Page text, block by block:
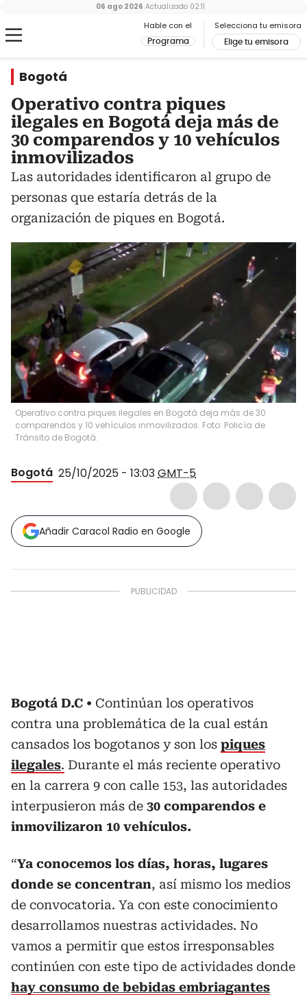
Hable con el
Programa
Selecciona tu emisora
Elige tu emisora
06 ago 2026 Actualizado 02:11
Bogotá
Operativo contra piques
ilegales en Bogotá deja más de
30 comparendos y 10 vehículos
inmovilizados
Las autoridades identificaron al grupo de
personas que estaría detrás de la
organización de piques en Bogotá.
Operativo contra piques ilegales en Bogotá deja más de 30
comparendos y 10 vehículos inmovilizados. Foto: Policía de
Tránsito de Bogotá.
Bogotá 25/10/2025 - 13:03GMT-5
Añadir Caracol Radio en Google
Bogotá D.C
Continúan los operativos
contra una problemática de la cual están
cansados los bogotanos y son los piques
ilegales. Durante el más reciente operativo
en la carrera 9 con calle 153, las autoridades
interpusieron más de 30 comparendos e
inmovilizaron 10 vehículos.
“Ya conocemos los días, horas, lugares
donde se concentran, así mismo los medios
de convocatoria. Ya con este conocimiento
desarrollamos nuestras actividades. No
vamos a permitir que estos irresponsables
continúen con este tipo de actividades donde
hay consumo de bebidas embriagantes